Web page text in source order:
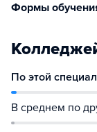
Формы
По этой
В среднем по